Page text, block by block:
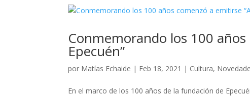
Conmemorando los 100
Epecuén”
por Matías Echaide | Feb 18, 2021 | Cultura,
En el marco de los 100 años de la fundación de